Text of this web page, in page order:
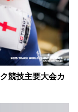
競技主要大会カ